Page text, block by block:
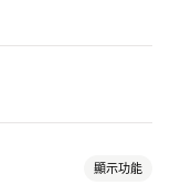
顯示功能